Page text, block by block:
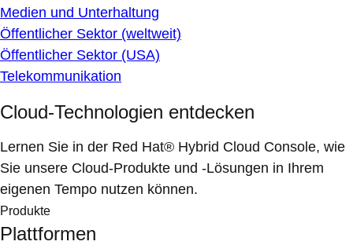
Medien und Unterhaltung
Öffentlicher Sektor (weltweit)
Öffentlicher Sektor (USA)
Telekommunikation
Cloud-Technologien entdecken
Lernen Sie in der Red Hat® Hybrid Cloud Console, wie
Sie unsere Cloud-Produkte und -Lösungen in Ihrem
eigenen Tempo nutzen können.
Produkte
Plattformen